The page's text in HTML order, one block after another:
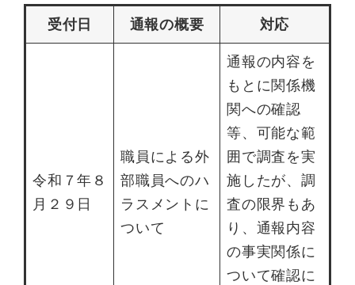
受付日 通報の概要 対応
令和７年８
月２９日
職員による外
部職員へのハ
ラスメントに
ついて
通報の内容を
もとに関係機
関への確認
等、可能な範
囲で調査を実
施したが、調
査の限界もあ
り、通報内容
の事実関係に
ついて確認に